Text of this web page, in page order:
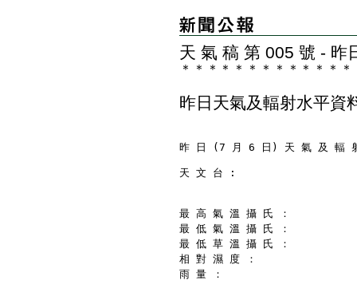
天 氣 稿 第 005 號 - 昨
＊ ＊ ＊ ＊ ＊ ＊ ＊ ＊ ＊ ＊ ＊ ＊ ＊
昨日天氣及輻射水平資
昨 日 (7 月 6 日) 天 氣 及 輻
天 文 台 :
最 高 氣 溫 攝 氏 ：
最 低 氣 溫 攝 氏 ：
最 低 草 溫 攝 氏 ：
相 對 濕 度 ：
雨 量 ：